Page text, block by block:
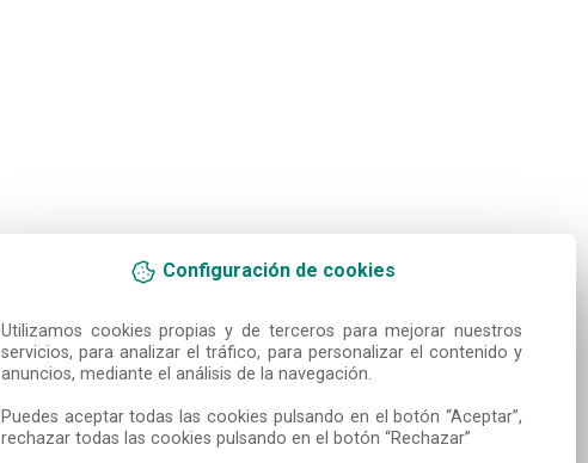
Configuración de cookies
Utilizamos cookies propias y de terceros para mejorar nuestros
servicios, para analizar el tráfico, para personalizar el contenido y
anuncios, mediante el análisis de la navegación.
Puedes aceptar todas las cookies pulsando en el botón “Aceptar”,
rechazar todas las cookies pulsando en el botón “Rechazar”